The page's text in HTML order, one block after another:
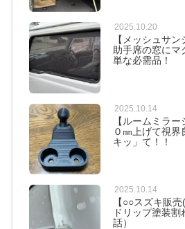
2025.10.20
【メッシュサ
助手席の窓にマ
単な必需品！
2025.10.14
【ルームミラ
０㎜上げて視界
キッ」て！！
2025.10.14
【○○スズキ販
ドリップ塗装割
話）